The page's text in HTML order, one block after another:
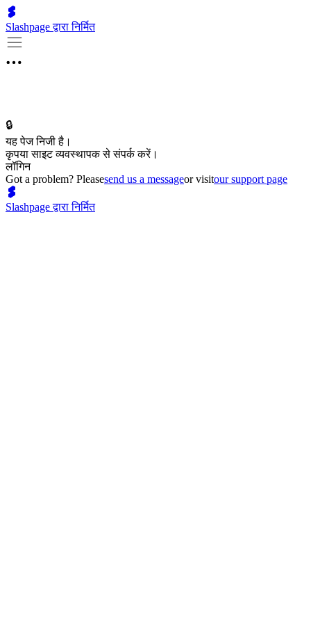
Slashpage द्वारा निर्मित
🔒
यह पेज निजी है।
कृपया साइट व्यवस्थापक से संपर्क करें।
लॉगिन
Got a problem? Pleasesend us a messageor visitour support page
Slashpage द्वारा निर्मित